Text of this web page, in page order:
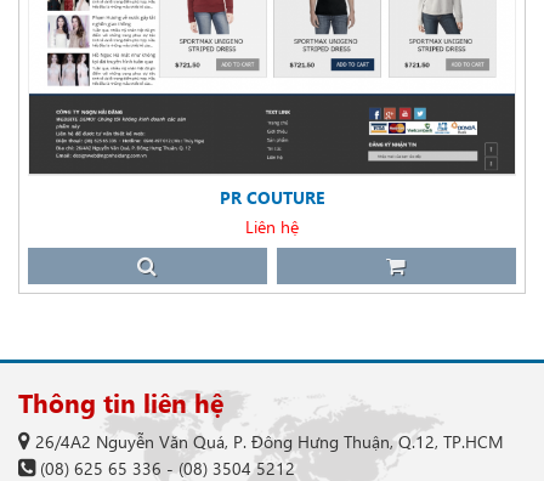
PR COUTURE
Liên hệ
Thông tin liên hệ
26/4A2 Nguyễn Văn Quá, P. Đông Hưng Thuận, Q.12, TP.HCM
(08) 625 65 336 - (08) 3504 5212